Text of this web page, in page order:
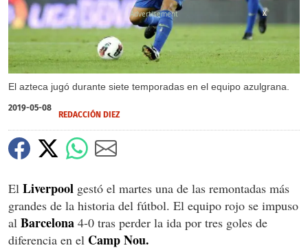
El azteca jugó durante siete temporadas en el equipo azulgrana.
X
2019-05-08
REDACCIÓN DIEZ
El Liverpool gestó el martes una de las remontadas más
grandes de la historia del fútbol. El equipo rojo se impuso
al Barcelona 4-0 tras perder la ida por tres goles de
diferencia en el Camp Nou.